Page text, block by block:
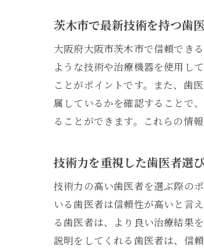
茨木市で最新技術を持つ歯
大阪府大阪市茨木市で信頼でき
ような技術や治療機器を使用し
ことがポイントです。また、歯
属しているかを確認することで
ることができます。これらの情
技術力を重視した歯医者選
技術力の高い歯医者を選ぶ際の
いる歯医者は信頼性が高いと言
る歯医者は、より良い治療結果
説明をしてくれる歯医者は、信